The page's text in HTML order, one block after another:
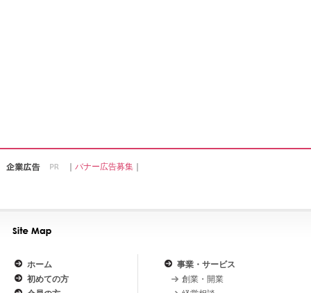
｜ バナー広告募集 ｜
ホーム
初めての方
事業・サービス
創業・開業